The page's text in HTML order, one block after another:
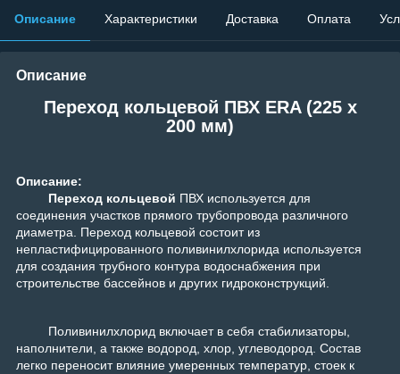
Описание Характеристики Доставка Оплата
Описание
Переход кольцевой ПВХ ERA (225 x
200 мм)
Описание:
Переход кольцевой ПВХ используется для
соединения участков прямого трубопровода различного
диаметра. Переход кольцевой состоит из
непластифицированного поливинилхлорида используется
для создания трубного контура водоснабжения при
строительстве бассейнов и других гидроконструкций.
Поливинилхлорид включает в себя стабилизаторы,
наполнители, а также водород, хлор, углеводород. Состав
легко переносит влияние умеренных температур, стоек к